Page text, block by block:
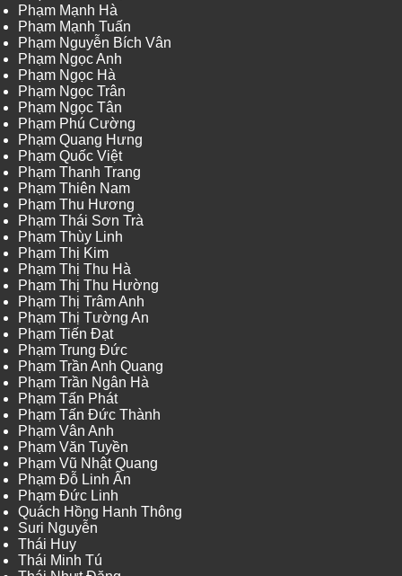
Phạm Mạnh Hà
Phạm Mạnh Tuấn
Phạm Nguyễn Bích Vân
Phạm Ngọc Anh
Phạm Ngọc Hà
Phạm Ngọc Trân
Phạm Ngọc Tân
Phạm Phú Cường
Phạm Quang Hưng
Phạm Quốc Việt
Phạm Thanh Trang
Phạm Thiên Nam
Phạm Thu Hương
Phạm Thái Sơn Trà
Phạm Thùy Linh
Phạm Thị Kim
Phạm Thị Thu Hà
Phạm Thị Thu Hường
Phạm Thị Trâm Anh
Phạm Thị Tường An
Phạm Tiến Đạt
Phạm Trung Đức
Phạm Trần Anh Quang
Phạm Trần Ngân Hà
Phạm Tấn Phát
Phạm Tấn Đức Thành
Phạm Vân Anh
Phạm Văn Tuyền
Phạm Vũ Nhật Quang
Phạm Đỗ Linh Ấn
Phạm Đức Linh
Quách Hồng Hanh Thông
Suri Nguyễn
Thái Huy
Thái Minh Tú